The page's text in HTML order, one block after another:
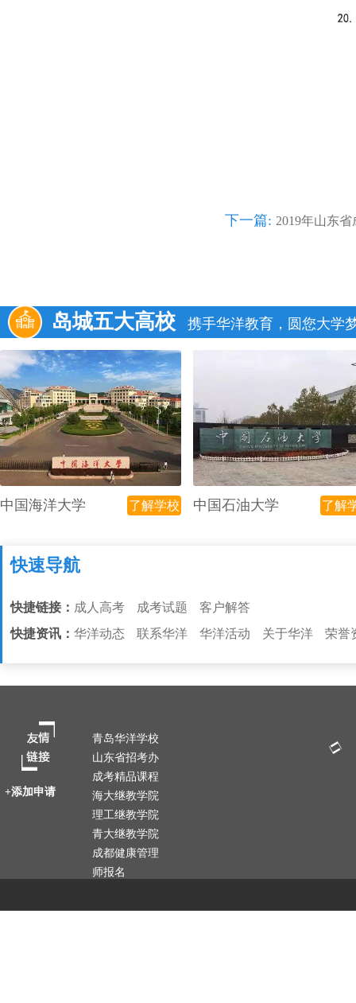
下一篇: 2019年山东
岛城五大高校 携手华洋教育，圆您大学
中国海洋大学 了解学校 中国石油大学 了解
快速导航
快捷链接： 成人高考 成考试题
客户解答
快捷资讯： 华洋动态 联系华洋 华洋活动 关于华洋 荣誉
+添加申请
青岛华洋学校
山东省招考办
成考精品课程
海大继教学院
理工继教学院
青大继教学院
成都健康管理
师报名